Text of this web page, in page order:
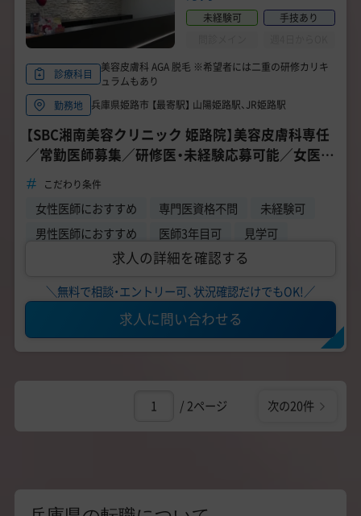
未経験可
手技あり
診療科目
美容皮膚科 AGA 脱毛 ※希望者には二重の研修カリキ
ュラムもあり
勤務地
兵庫県姫路市 【最寄駅】 山陽姫路駅、JR姫路駅
【SBC湘南美容クリニック 姫路院】美容皮膚科専任
／常勤医師募集／研修医・未経験応募可能／女医さ
んも歓迎◎
こだわり条件
女性医師におすすめ 専門医資格不問
未経験可
男性医師におすすめ
医師3年目可 見学可
求人の詳細を確認する
＼無料で相談・エントリー可、状況確認だけでもOK!／
求人に問い合わせる
/ 2ページ 次の20件